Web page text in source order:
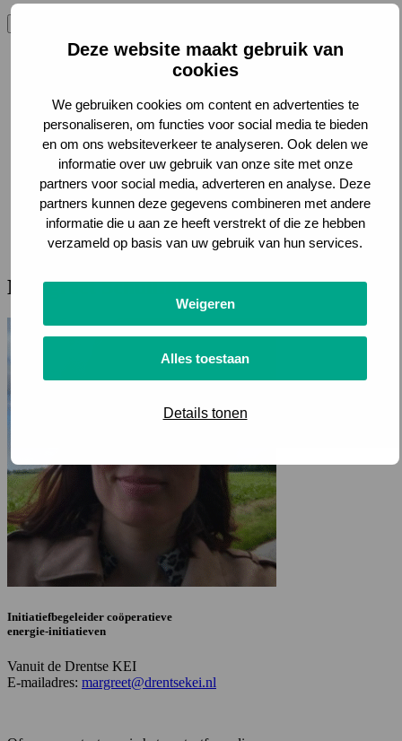
Deze website maakt gebruik van
cookies
We gebruiken cookies om content en advertenties te
personaliseren, om functies voor social media te bieden
en om ons websiteverkeer te analyseren. Ook delen we
informatie over uw gebruik van onze site met onze
partners voor social media, adverteren en analyse. Deze
partners kunnen deze gegevens combineren met andere
informatie die u aan ze heeft verstrekt of die ze hebben
verzameld op basis van uw gebruik van hun services.
Weigeren
Alles toestaan
Details tonen
Home
Energiecoöperaties
Energiegemeenschappen
Inspiratie
Verhalen uit Drenthe
Actueel
Nieuws
Agenda
Vragen?
Over ons
Contact
Margreet Schuiling
Initiatiefbegeleider coöperatieve
energie-initiatieven
Vanuit de Drentse KEI
E-mailadres: margreet@drentsekei.nl